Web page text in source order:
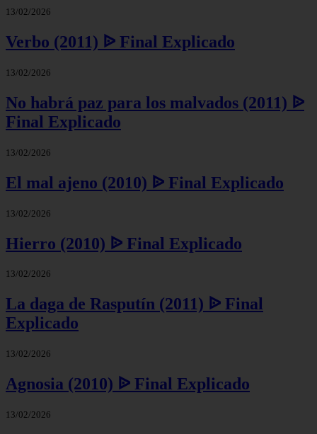
13/02/2026
Verbo (2011) ᐉ Final Explicado
13/02/2026
No habrá paz para los malvados (2011) ᐉ
Final Explicado
13/02/2026
El mal ajeno (2010) ᐉ Final Explicado
13/02/2026
Hierro (2010) ᐉ Final Explicado
13/02/2026
La daga de Rasputín (2011) ᐉ Final
Explicado
13/02/2026
Agnosia (2010) ᐉ Final Explicado
13/02/2026